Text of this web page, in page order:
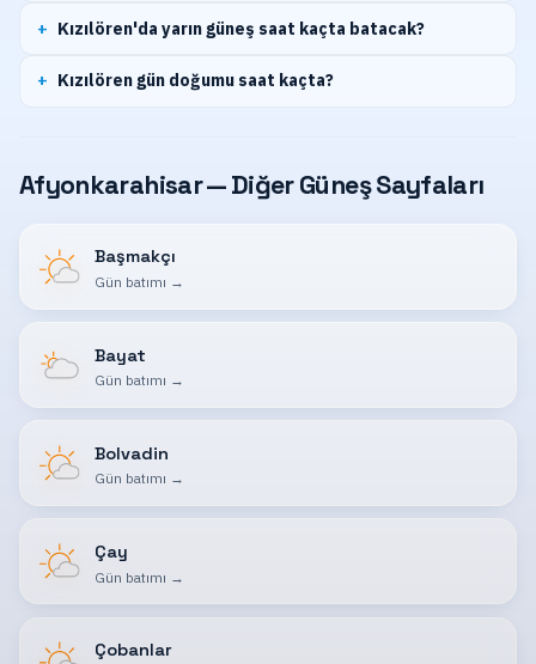
Kızılören'da yarın güneş saat kaçta batacak?
Kızılören gün doğumu saat kaçta?
Afyonkarahisar — Diğer Güneş Sayfaları
Başmakçı
Gün batımı →
Bayat
Gün batımı →
Bolvadin
Gün batımı →
Çay
Gün batımı →
Çobanlar